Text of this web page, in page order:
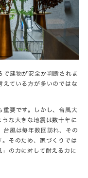
で建物が安全か判断されま
えている方が多いのではな
重要です。しかし、台風大
な大きな地震は数十年に
台風は毎年数回訪れ、その
そのため、家づくりでは
の力に対して耐える力に